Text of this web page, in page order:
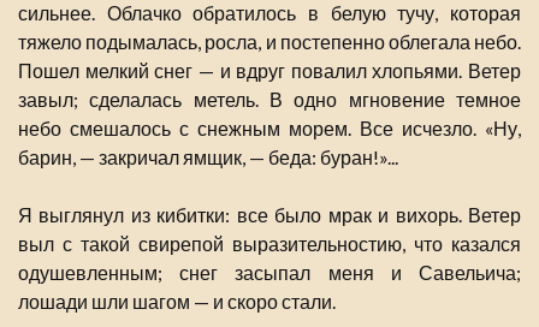
сильнее. Облачко обратилось в белую тучу, которая
тяжело подымалась, росла, и постепенно облегала небо.
Пошел мелкий снег — и вдруг повалил хлопьями. Ветер
завыл; сделалась метель. В одно мгновение темное
небо смешалось с снежным морем. Все исчезло. «Ну,
барин, — закричал ямщик, — беда: буран!»...
Я выглянул из кибитки: все было мрак и вихорь. Ветер
выл с такой свирепой выразительностию, что казался
одушевленным; снег засыпал меня и Савельича;
лошади шли шагом — и скоро стали.